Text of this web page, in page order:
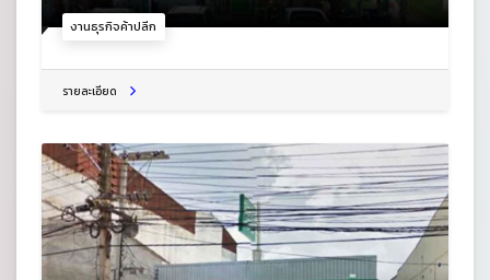
งานธุรกิจค้าปลีก
รายละเอียด